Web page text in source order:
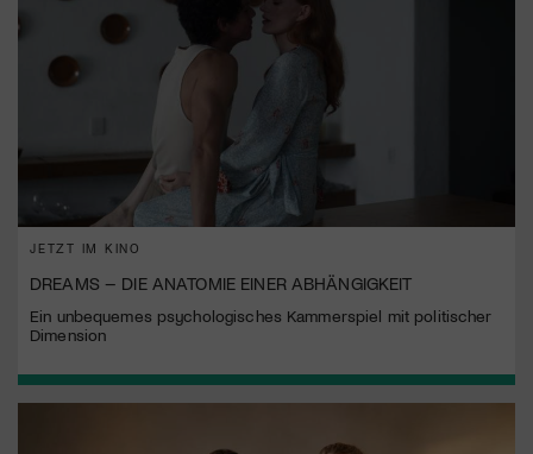
JETZT IM KINO
DREAMS – DIE ANATOMIE EINER ABHÄNGIGKEIT
Ein unbequemes psychologisches Kammerspiel mit politischer
Dimension